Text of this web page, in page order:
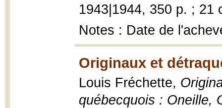
1943|1944, 350 p. ; 21
Notes : Date de
Originaux et
Louis Fréchette,
québecquois : Oneille,